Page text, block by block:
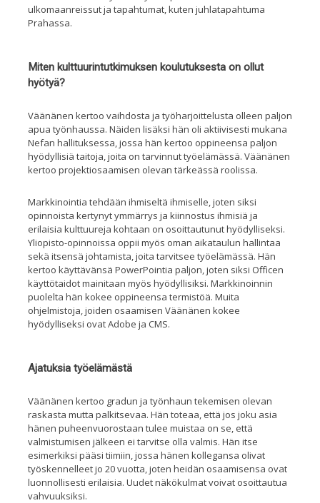
ulkomaanreissut ja tapahtumat, kuten juhlatapahtuma
Prahassa.
Miten kulttuurintutkimuksen koulutuksesta on ollut
hyötyä?
Väänänen kertoo vaihdosta ja työharjoittelusta olleen paljon
apua työnhaussa. Näiden lisäksi hän oli aktiivisesti mukana
Nefan hallituksessa, jossa hän kertoo oppineensa paljon
hyödyllisiä taitoja, joita on tarvinnut työelämässä. Väänänen
kertoo projektiosaamisen olevan tärkeässä roolissa.
Markkinointia tehdään ihmiseltä ihmiselle, joten siksi
opinnoista kertynyt ymmärrys ja kiinnostus ihmisiä ja
erilaisia kulttuureja kohtaan on osoittautunut hyödylliseksi.
Yliopisto-opinnoissa oppii myös oman aikataulun hallintaa
sekä itsensä johtamista, joita tarvitsee työelämässä. Hän
kertoo käyttävänsä PowerPointia paljon, joten siksi Officen
käyttötaidot mainitaan myös hyödyllisiksi. Markkinoinnin
puolelta hän kokee oppineensa termistöä. Muita
ohjelmistoja, joiden osaamisen Väänänen kokee
hyödylliseksi ovat Adobe ja CMS.
Ajatuksia työelämästä
Väänänen kertoo gradun ja työnhaun tekemisen olevan
raskasta mutta palkitsevaa. Hän toteaa, että jos joku asia
hänen puheenvuorostaan tulee muistaa on se, että
valmistumisen jälkeen ei tarvitse olla valmis. Hän itse
esimerkiksi pääsi tiimiin, jossa hänen kollegansa olivat
työskennelleet jo 20 vuotta, joten heidän osaamisensa ovat
luonnollisesti erilaisia. Uudet näkökulmat voivat osoittautua
vahvuuksiksi.